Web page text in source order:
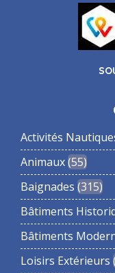
Activités
Animaux 55
Baignades 315
Bâtiments
Bâtiments
Loisirs Extérieurs